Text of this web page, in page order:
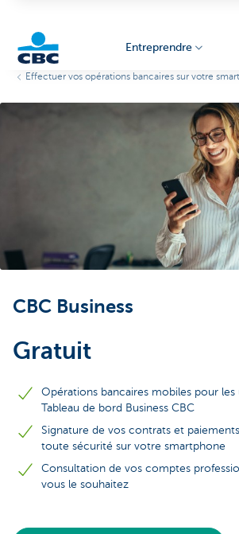
Entreprendre
Effectuer vos opérations bancaires sur votre
CBC Business
Gratuit
Opérations bancaires mobiles pour les
Tableau de bord Business CBC
Signature de vos contrats et
toute sécurité sur votre smartphone
Consultation de vos comptes
vous le souhaitez